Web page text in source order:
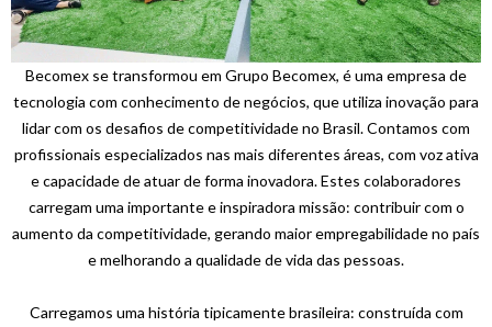
Becomex se transformou em Grupo Becomex, é uma empresa de
tecnologia com conhecimento de negócios, que utiliza inovação para
lidar com os desafios de competitividade no Brasil. Contamos com
profissionais especializados nas mais diferentes áreas, com voz ativa
e capacidade de atuar de forma inovadora. Estes colaboradores
carregam uma importante e inspiradora missão: contribuir com o
aumento da competitividade, gerando maior empregabilidade no país
e melhorando a qualidade de vida das pessoas.
Carregamos uma história tipicamente brasileira: construída com